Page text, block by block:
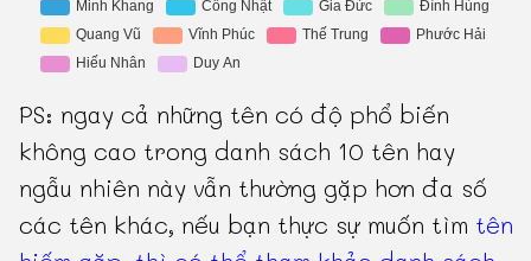
PS: ngay cả những tên có độ phổ biến
không cao trong danh sách 10 tên hay
ngẫu nhiên này vẫn thường gặp hơn đa số
các tên khác, nếu bạn thực sự muốn tìm tên